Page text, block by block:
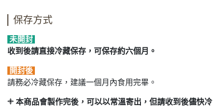
保存方式
未開封
收到後請直接冷藏保存，可保存約六個月。
開封後
請務必冷藏保存，建議一個月內食用完畢。
𓇬 本商品會製作完後，可以以常溫寄出，但請收到後儘快冷